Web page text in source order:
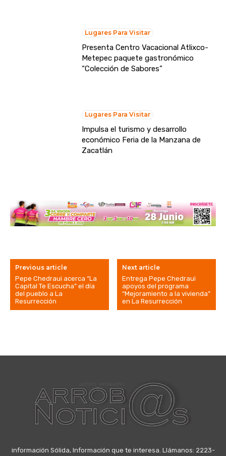
Lugares Para Visitar
Presenta Centro Vacacional Atlixco-
Metepec paquete gastronómico
“Colección de Sabores”
Lugares Para Visitar
Impulsa el turismo y desarrollo
económico Feria de la Manzana de
Zacatlán
Previous article
Pepe Chedraui acerca “La
Capital Te Escucha” el día
del pueblo a La
Resurrección
Next article
Entrega Pepe Chedraui
apoyos del programa
“Mejoramiento a la vivienda”
en La Resurrección
información Sólida, Información que te interesa. Llámanos: 2223-